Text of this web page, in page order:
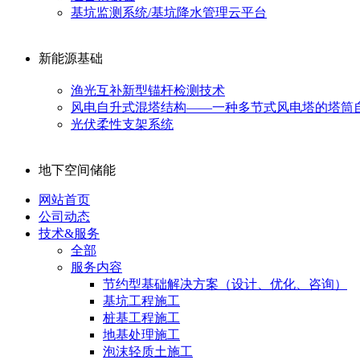
基坑监测系统/基坑降水管理云平台
新能源基础
渔光互补新型锚杆检测技术
风电自升式混塔结构——一种多节式风电塔的塔筒
光伏柔性支架系统
地下空间储能
网站首页
公司动态
技术&服务
全部
服务内容
节约型基础解决方案（设计、优化、咨询）
基坑工程施工
桩基工程施工
地基处理施工
泡沫轻质土施工